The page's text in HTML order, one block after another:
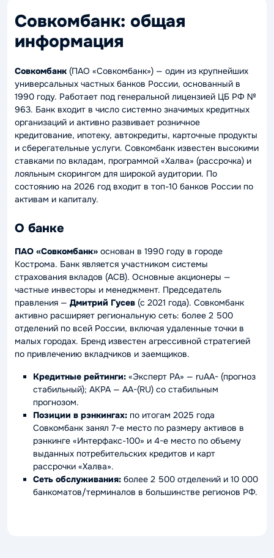
Совкомбанк: общая
информация
Совкомбанк (ПАО «Совкомбанк») — один из крупнейших
универсальных частных банков России, основанный в
1990 году. Работает под генеральной лицензией ЦБ РФ №
963. Банк входит в число системно значимых кредитных
организаций и активно развивает розничное
кредитование, ипотеку, автокредиты, карточные продукты
и сберегательные услуги. Совкомбанк известен высокими
ставками по вкладам, программой «Халва» (рассрочка) и
лояльным скорингом для широкой аудитории. По
состоянию на 2026 год входит в топ-10 банков России по
активам и капиталу.
О банке
ПАО «Совкомбанк» основан в 1990 году в городе
Кострома. Банк является участником системы
страхования вкладов (АСВ). Основные акционеры —
частные инвесторы и менеджмент. Председатель
правления — Дмитрий Гусев (с 2021 года). Совкомбанк
активно расширяет региональную сеть: более 2 500
отделений по всей России, включая удаленные точки в
малых городах. Бренд известен агрессивной стратегией
по привлечению вкладчиков и заемщиков.
Кредитные рейтинги: «Эксперт РА» — ruAA- (прогноз
стабильный); АКРА — AA-(RU) со стабильным
прогнозом.
Позиции в рэнкингах: по итогам 2025 года
Совкомбанк занял 7-е место по размеру активов в
рэнкинге «Интерфакс-100» и 4-е место по объему
выданных потребительских кредитов и карт
рассрочки «Халва».
Сеть обслуживания: более 2 500 отделений и 10 000
банкоматов/терминалов в большинстве регионов РФ.